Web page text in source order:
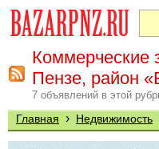
Коммерческие
Пензе, район
7 объявлений в этой
Главная › Недвижимость